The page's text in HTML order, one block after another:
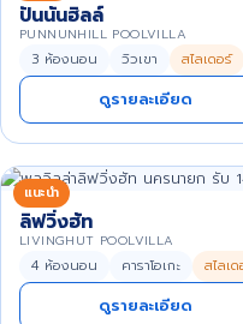
ปันนันฮิลล์
PUNNUNHILL POOLVILLA
3 ห้องนอน วิวเขา สไลเดอร์
ดูรายละเอียด
แนะนำ
ลิฟวิ่งฮัท
LIVINGHUT POOLVILLA
4 ห้องนอน คาราโอเกะ สไลเ
ดูรายละเอียด